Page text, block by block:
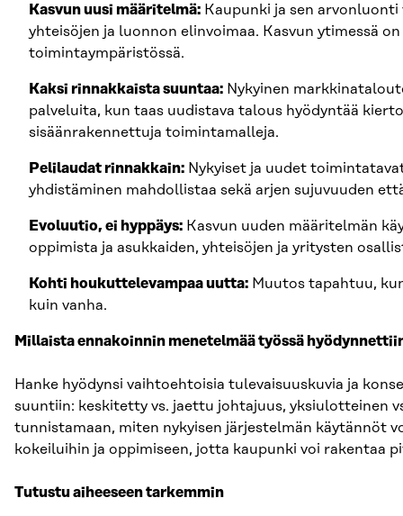
Kasvun uusi määritelmä: Kaupunki ja sen
yhteisöjen ja luonnon elinvoimaa. Kasvun ytimessä
toimintaympäristössä.
Kaksi rinnakkaista suuntaa: Nykyinen
palveluita, kun taas uudistava talous hyödyntää
sisäänrakennettuja toimintamalleja.
Pelilaudat rinnakkain: Nykyiset ja uudet
yhdistäminen mahdollistaa sekä arjen sujuvuuden
Evoluutio, ei hyppäys: Kasvun uuden määritelmän
oppimista ja asukkaiden, yhteisöjen ja yritysten
Kohti houkuttelevampaa uutta: Muutos tapahtuu,
kuin vanha.
Millaista ennakoinnin menetelmää työssä
Hanke hyödynsi vaihtoehtoisia tulevaisuuskuvia ja
suuntiin: keskitetty vs. jaettu johtajuus, yksiulotteinen
tunnistamaan, miten nykyisen järjestelmän käytännöt
kokeiluihin ja oppimiseen, jotta kaupunki voi rakentaa
Tutustu aiheeseen tarkemmin